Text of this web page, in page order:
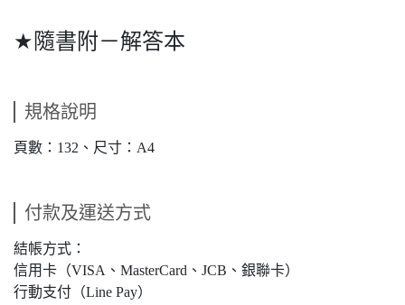
★ 隨書附－解答本
規格說明
頁數：132、尺寸：A4
付款及運送方式
結帳方式：
信用卡（VISA、MasterCard、JCB、銀聯卡）
行動支付（Line Pay）